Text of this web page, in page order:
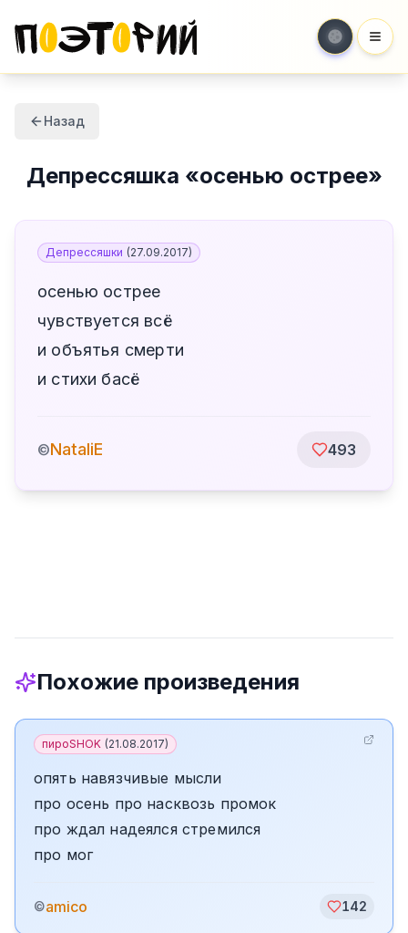
Назад
Депрессяшка «осенью острее»
Депрессяшки (27.09.2017)
осенью острее
чувствуется всё
и объятья смерти
и стихи басё
©NataliE 493
Похожие произведения
пироSHOK (21.08.2017)
опять навязчивые мысл­и
про осень про насквоз­ь промок
про ждал надеялся стр­емился
про мог­
©amico 142